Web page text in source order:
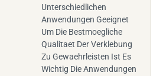
Unterschiedlichen
Anwendungen Geeignet
Um Die Bestmoegliche
Qualitaet Der Verklebung
Zu Gewaehrleisten Ist Es
Wichtig Die Anwendungen